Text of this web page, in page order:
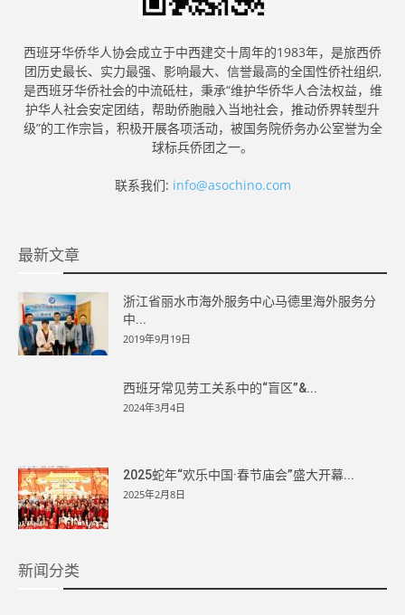
西班牙华侨华人协会成立于中西建交十周年的1983年，是旅西侨
团历史最长、实力最强、影响最大、信誉最高的全国性侨社组织,
是西班牙华侨社会的中流砥柱，秉承“维护华侨华人合法权益，维
护华人社会安定团结，帮助侨胞融入当地社会，推动侨界转型升
级”的工作宗旨，积极开展各项活动，被国务院侨务办公室誉为全
球标兵侨团之一。
联系我们: info@asochino.com
最新文章
浙江省丽水市海外服务中心马德里海外服务分
中...
2019年9月19日
西班牙常见劳工关系中的“盲区”&...
2024年3月4日
2025蛇年“欢乐中国·春节庙会”盛大开幕...
2025年2月8日
新闻分类